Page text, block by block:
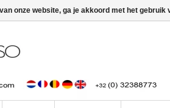
onze website, ga je akkoord met het